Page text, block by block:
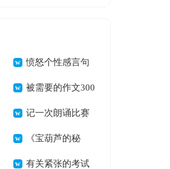
愤怒个性感言句
子40句被需要的作文300
字3篇记一次朗诵比赛
作文4篇《宝葫芦的秘
密》读后感
有关紧张的考试